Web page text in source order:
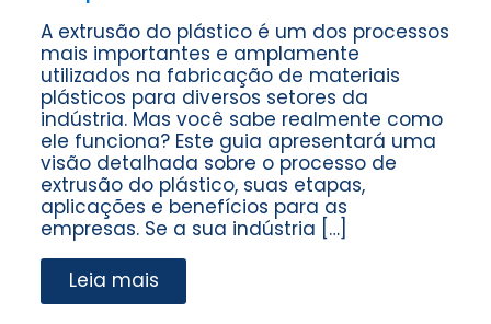
A extrusão do plástico é um dos processos
mais importantes e amplamente
utilizados na fabricação de materiais
plásticos para diversos setores da
indústria. Mas você sabe realmente como
ele funciona? Este guia apresentará uma
visão detalhada sobre o processo de
extrusão do plástico, suas etapas,
aplicações e benefícios para as
empresas. Se a sua indústria […]
Leia mais